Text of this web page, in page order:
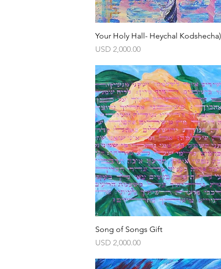
Vista rápida
Your Holy Hall- Heychal Kodshecha)
Precio
USD 2,000.00
Vista rápida
Song of Songs Gift
Precio
USD 2,000.00